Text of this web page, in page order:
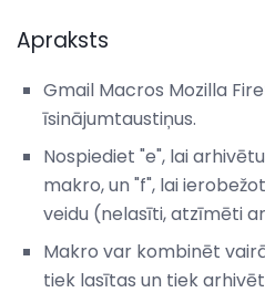
Apraksts
Gmail Macros Mozilla
īsinājumtaustiņus.
Nospiediet "e", lai
makro, un "f", lai
veidu (nelasīti, atzīmēti
Makro var kombinēt
tiek lasītas un tiek